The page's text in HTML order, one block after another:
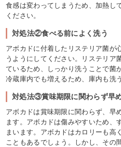
食感は変わってしまうため、加熱し
ください。
対処法②食べる前によく洗う
アボカドに付着したリステリア菌が
うようにしてください。リステリア
ているため、しっかり洗うことで菌
冷蔵庫内でも増えるため、庫内も洗
対処法③賞味期限に関わらず早
アボカドは賞味期限に関わらず、早
ます。アボカドは傷みやすいため、
まいます。アボカドはカロリーも高
こともあるでしょう。しかし、その